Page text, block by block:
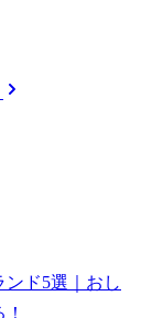
ンド5選｜おし